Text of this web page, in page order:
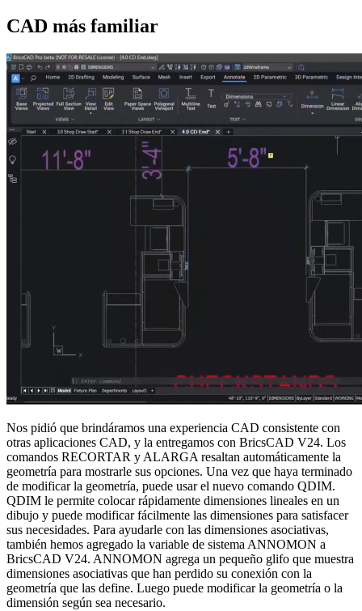
CAD más familiar
Nos pidió que brindáramos una experiencia CAD consistente con
otras aplicaciones CAD, y la entregamos con BricsCAD V24. Los
comandos RECORTAR y ALARGA resaltan automáticamente la
geometría para mostrarle sus opciones. Una vez que haya terminado
de modificar la geometría, puede usar el nuevo comando QDIM.
QDIM le permite colocar rápidamente dimensiones lineales en un
dibujo y puede modificar fácilmente las dimensiones para satisfacer
sus necesidades. Para ayudarle con las dimensiones asociativas,
también hemos agregado la variable de sistema ANNOMON a
BricsCAD V24. ANNOMON agrega un pequeño glifo que muestra
dimensiones asociativas que han perdido su conexión con la
geometría que las define. Luego puede modificar la geometría o la
dimensión según sea necesario.